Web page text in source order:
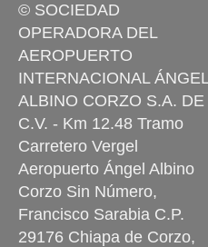
© SOCIEDAD
OPERADORA DEL
AEROPUERTO
INTERNACIONAL ÁNGEL
ALBINO CORZO S.A. DE
C.V. - Km 12.48 Tramo
Carretero Vergel
Aeropuerto Ángel Albino
Corzo Sin Número,
Francisco Sarabia C.P.
29176 Chiapa de Corzo,